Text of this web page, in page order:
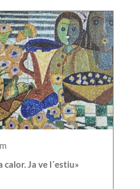
Ja ve l´estiu»